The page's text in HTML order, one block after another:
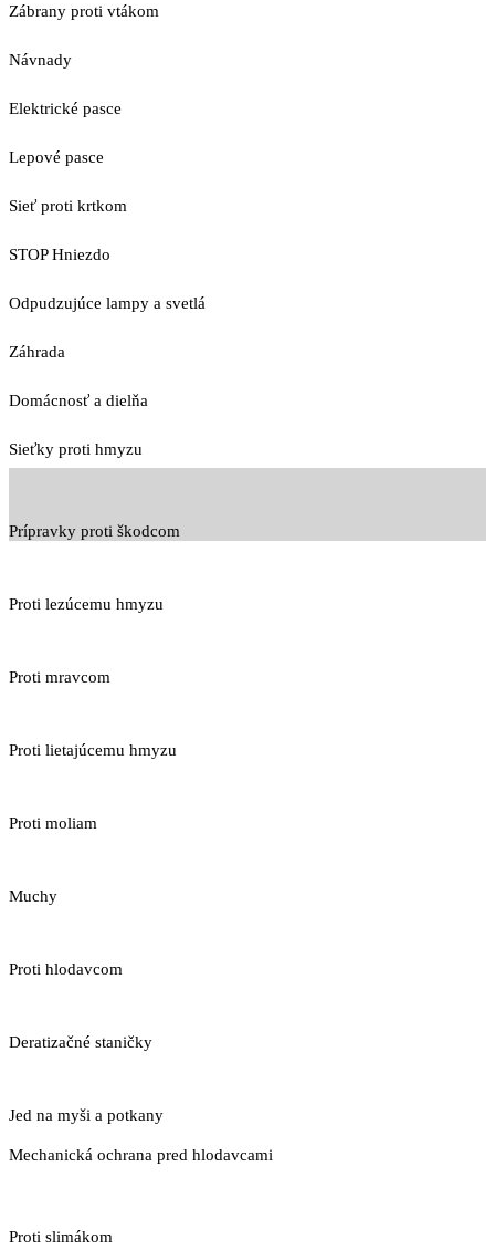
Zábrany proti vtákom
Návnady
Elektrické pasce
Lepové pasce
Sieť proti krtkom
STOP Hniezdo
Odpudzujúce lampy a svetlá
Záhrada
Domácnosť a dielňa
Sieťky proti hmyzu
Prípravky proti škodcom
Proti lezúcemu hmyzu
Proti mravcom
Proti lietajúcemu hmyzu
Proti moliam
Muchy
Proti hlodavcom
Deratizačné staničky
Jed na myši a potkany
Mechanická ochrana pred hlodavcami
Proti slimákom